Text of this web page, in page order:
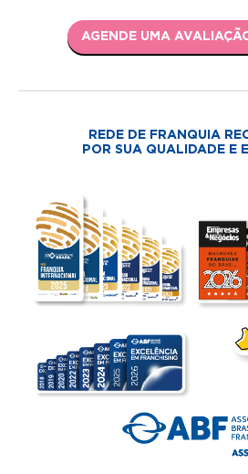
AGENDE UMA
REDE DE FRANQUIA
POR SUA QUALIDADE E